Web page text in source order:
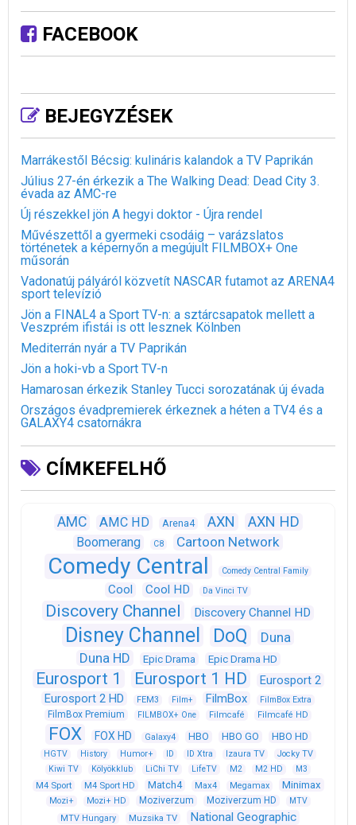
FACEBOOK
BEJEGYZÉSEK
Marrákestől Bécsig: kulináris kalandok a TV Paprikán
Július 27-én érkezik a The Walking Dead: Dead City 3.
évada az AMC-re
Új részekkel jön A hegyi doktor - Újra rendel
Művészettől a gyermeki csodáig – varázslatos
történetek a képernyőn a megújult FILMBOX+ One
műsorán
Vadonatúj pályáról közvetít NASCAR futamot az ARENA4
sport televízió
Jön a FINAL4 a Sport TV-n: a sztárcsapatok mellett a
Veszprém ifistái is ott lesznek Kölnben
Mediterrán nyár a TV Paprikán
Jön a hoki-vb a Sport TV-n
Hamarosan érkezik Stanley Tucci sorozatának új évada
Országos évadpremierek érkeznek a héten a TV4 és a
GALAXY4 csatornákra
CÍMKEFELHŐ
AMC AMC HD Arena4 AXN AXN HD
Boomerang C8 Cartoon Network
Comedy Central Comedy Central Family
Cool Cool HD Da Vinci TV
Discovery Channel Discovery Channel HD
Disney Channel DoQ
Duna
Duna HD
Epic Drama Epic Drama HD
Eurosport 1 Eurosport 1 HD
Eurosport 2
Eurosport 2 HD
FEM3 Film+ FilmBox FilmBox Extra
FilmBox Premium FILMBOX+ One Filmcafé Filmcafé HD
FOX FOX HD Galaxy4 HBO HBO GO HBO HD
HGTV History Humor+ ID ID Xtra Izaura TV
Jocky TV
Kiwi TV
Kölyökklub LiChi TV LifeTV M2 M2 HD M3
M4 Sport M4 Sport HD Match4 Max4 Megamax Minimax
Mozi+ Mozi+ HD Moziverzum Moziverzum HD
MTV
MTV Hungary
Muzsika TV National Geographic